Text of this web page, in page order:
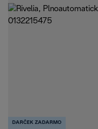
DARČEK ZADARMO